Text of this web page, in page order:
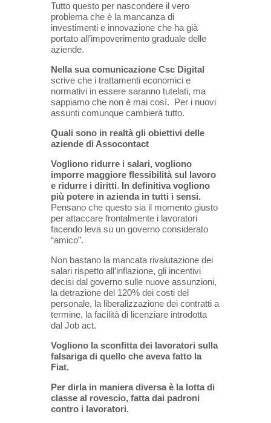
Tutto questo per nascondere il vero
problema che è la mancanza di
investimenti e innovazione che ha già
portato all’impoverimento graduale delle
aziende.
Nella sua comunicazione Csc Digital
scrive che i trattamenti economici e
normativi in essere saranno tutelati, ma
sappiamo che non è mai così. Per i nuovi
assunti comunque cambierà tutto.
Quali sono in realtà gli obiettivi delle
aziende di Assocontact
Vogliono ridurre i salari, vogliono
imporre maggiore flessibilità sul lavoro
e ridurre i diritti. In definitiva vogliono
più potere in azienda in tutti i sensi.
Pensano che questo sia il momento giusto
per attaccare frontalmente i lavoratori
facendo leva su un governo considerato
“amico”.
Non bastano la mancata rivalutazione dei
salari rispetto all’inflazione, gli incentivi
decisi dal governo sulle nuove assunzioni,
la detrazione del 120% dei costi del
personale, la liberalizzazione dei contratti a
termine, la facilità di licenziare introdotta
dal Job act.
Vogliono la sconfitta dei lavoratori sulla
falsariga di quello che aveva fatto la
Fiat.
Per dirla in maniera diversa è la lotta di
classe al rovescio, fatta dai padroni
contro i lavoratori.